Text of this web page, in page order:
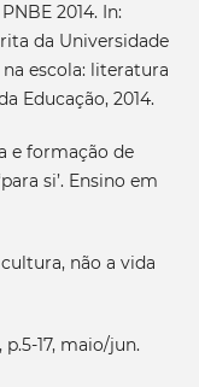
2014. In:
da Universidade
na escola: literatura
Educação, 2014.
e formação de
si’. Ensino em
não a vida
17, maio/jun.